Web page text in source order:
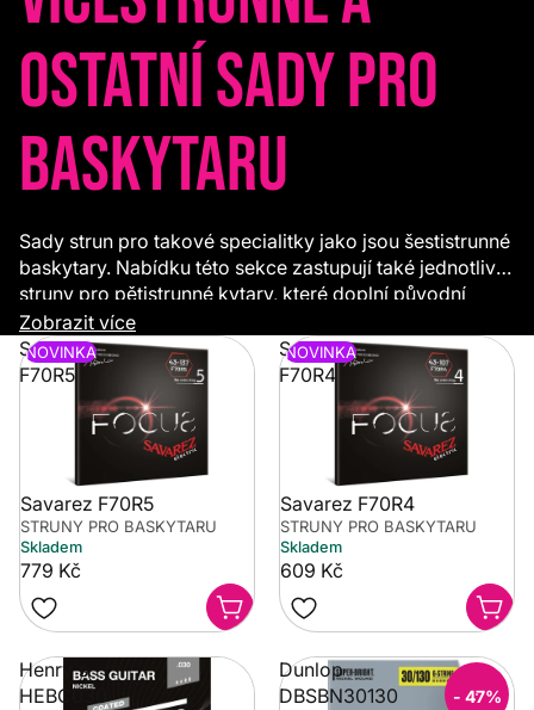
ostatní sady pro
baskytaru
Sady strun pro takové specialitky jako jsou šestistrunné
baskytary. Nabídku této sekce zastupují také jednotlivé
struny pro pětistrunné kytary, které doplní původní
sadu.
Zobrazit více
Savarez
F70R5
NOVINKA
Savarez F70R5
STRUNY PRO BASKYTARU
Skladem
779 Kč
Savarez
F70R4
NOVINKA
Savarez F70R4
STRUNY PRO BASKYTARU
Skladem
609 Kč
Henry`s
HEBC030
Dunlop
DBSBN30130
- 47%